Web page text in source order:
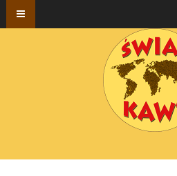
Przełącz
nawigacji